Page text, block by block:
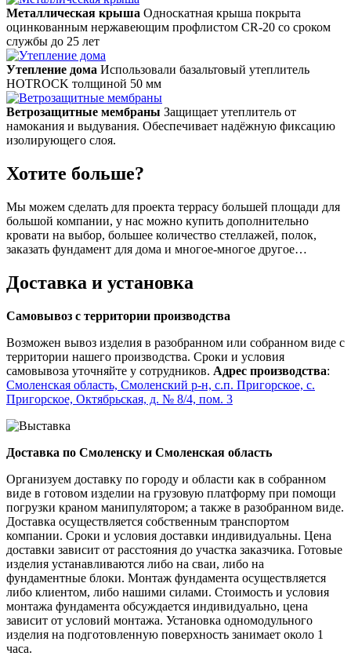
Металлическая крыша Односкатная крыша покрыта
оцинкованным нержавеющим профлистом СR-20 со сроком
службы до 25 лет
Утепление дома Использовали базальтовый утеплитель
HOTROCK толщиной 50 мм
Ветрозащитные мембраны Защищает утеплитель от
намокания и выдувания. Обеспечивает надёжную фиксацию
изолирующего слоя.
Хотите больше?
Мы можем сделать для проекта террасу большей площади для
большой компании, у нас можно купить дополнительно
кровати на выбор, большее количество стеллажей, полок,
заказать фундамент для дома и многое-многое другое…
Доставка и установка
Самовывоз с территории производства
Возможен вывоз изделия в разобранном или собранном виде с
территории нашего производства. Сроки и условия
самовывоза уточняйте у сотрудников. Адрес производства:
Смоленская область, Смоленский р-н, с.п. Пригорское, с.
Пригорское, Октябрьская, д. № 8/4, пом. 3
Доставка по Смоленску и Смоленская область
Организуем доставку по городу и области как в собранном
виде в готовом изделии на грузовую платформу при помощи
погрузки краном манипулятором; а также в разобранном виде.
Доставка осуществляется собственным транспортом
компании. Сроки и условия доставки индивидуальны. Цена
доставки зависит от расстояния до участка заказчика. Готовые
изделия устанавливаются либо на сваи, либо на
фундаментные блоки. Монтаж фундамента осуществляется
либо клиентом, либо нашими силами. Стоимость и условия
монтажа фундамента обсуждается индивидуально, цена
зависит от условий монтажа. Установка одномодульного
изделия на подготовленную поверхность занимает около 1
часа.